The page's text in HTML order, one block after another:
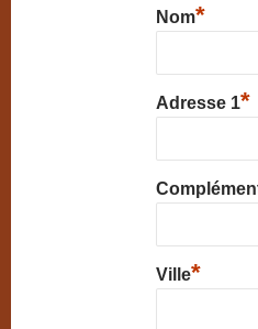
Nom*
Adresse 1*
Ville*